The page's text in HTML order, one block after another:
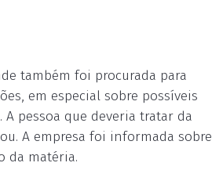
também foi procurada para
em especial sobre possíveis
A pessoa que deveria tratar da
A empresa foi informada sobre
da matéria.